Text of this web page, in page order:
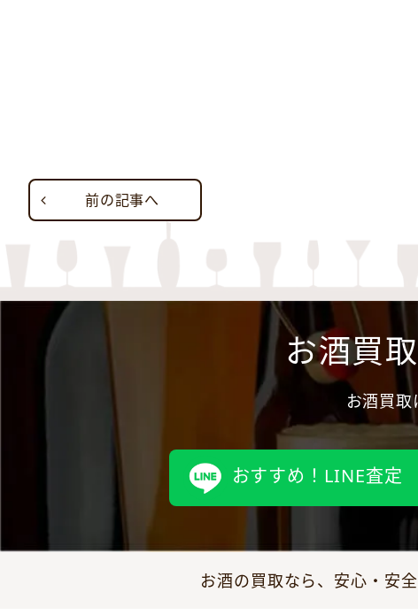
前の記事へ
お酒買
お酒買取
おすすめ！LINE査定
お酒の買取なら、安心・安